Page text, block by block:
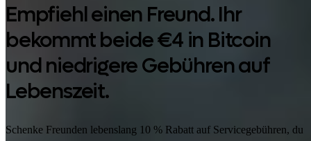
Empfiehl einen Freund. Ihr
bekommt beide €4 in Bitcoin
und niedrigere Gebühren auf
Lebenszeit.
Schenke Freunden lebenslang 10 % Rabatt auf Servicegebühren, du